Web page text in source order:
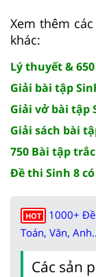
Xem thêm
khác:
Lý thuyết &
Giải bài tập
Giải vở bài tập
Giải sách bài
750 Bài tập
Đề thi Sinh 8
HOT
1000+
Toán, Văn,
Các sản